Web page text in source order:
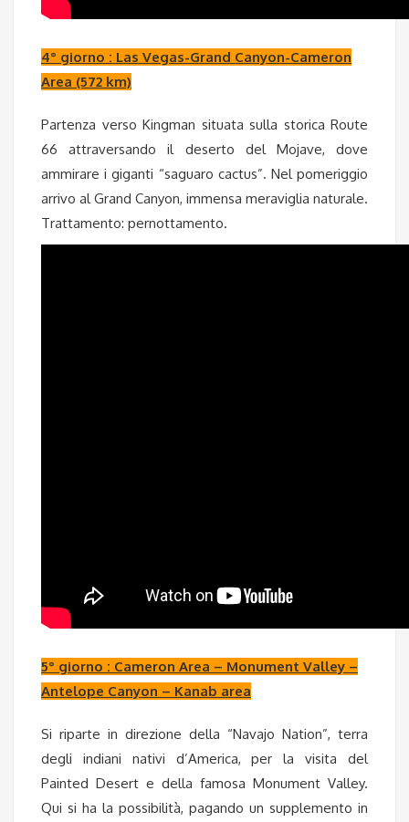
4° giorno : Las Vegas-Grand Canyon-Cameron
Area (572 km)
Partenza verso Kingman situata sulla storica Route
66 attraversando il deserto del Mojave, dove
ammirare i giganti “saguaro cactus”. Nel pomeriggio
arrivo al Grand Canyon, immensa meraviglia naturale.
Trattamento: pernottamento.
5° giorno : Cameron Area – Monument Valley –
Antelope Canyon – Kanab area
Si riparte in direzione della “Navajo Nation”, terra
degli indiani nativi d’America, per la visita del
Painted Desert e della famosa Monument Valley.
Qui si ha la possibilità, pagando un supplemento in